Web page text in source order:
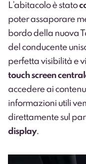
L’abitacolo è stato
poter assaporare
bordo della nuova
del conducente
perfetta visibilità e
touch screen
accedere ai
informazioni utili
direttamente sul
display.